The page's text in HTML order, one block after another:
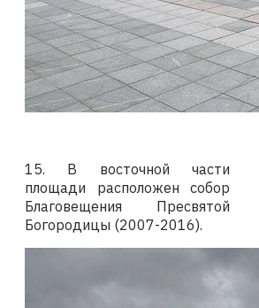
15. В восточной части
площади расположен собор
Благовещения Пресвятой
Богородицы (2007-2016).